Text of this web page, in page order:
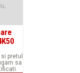
pretul
sa